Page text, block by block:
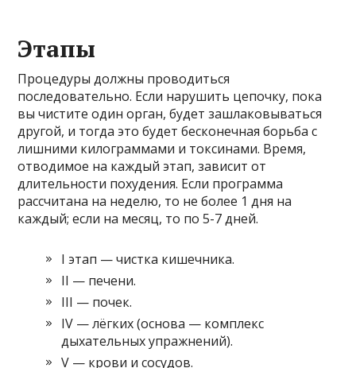
Этапы
Процедуры должны проводиться
последовательно. Если нарушить цепочку, пока
вы чистите один орган, будет зашлаковываться
другой, и тогда это будет бесконечная борьба с
лишними килограммами и токсинами. Время,
отводимое на каждый этап, зависит от
длительности похудения. Если программа
рассчитана на неделю, то не более 1 дня на
каждый; если на месяц, то по 5-7 дней.
I этап — чистка кишечника.
II — печени.
III — почек.
IV — лёгких (основа — комплекс
дыхательных упражнений).
V — крови и сосудов.